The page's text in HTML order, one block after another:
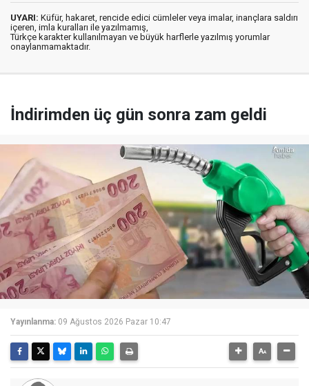
UYARI: Küfür, hakaret, rencide edici cümleler veya imalar, inançlara saldırı
içeren, imla kuralları ile yazılmamış,
Türkçe karakter kullanılmayan ve büyük harflerle yazılmış yorumlar
onaylanmamaktadır.
İndirimden üç gün sonra zam geldi
Yayınlanma: 09 Ağustos 2026 Pazar 10:47